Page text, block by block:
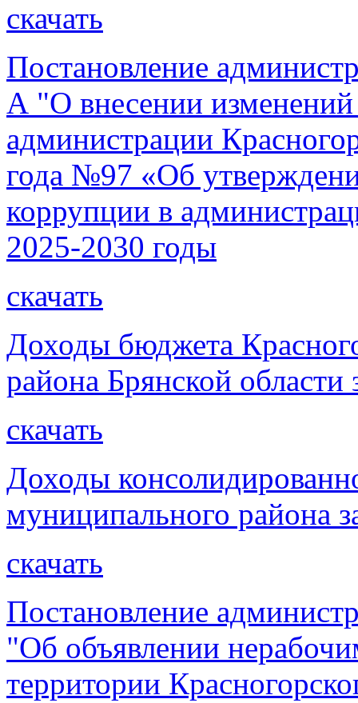
скачать
Постановление
А "О внесении изменений
администрации
года №97 «Об
коррупции в
2025-2030 годы
скачать
Доходы бюджета
района Брянской области
скачать
Доходы
муниципального района
скачать
Постановление
"Об объявлении
территории